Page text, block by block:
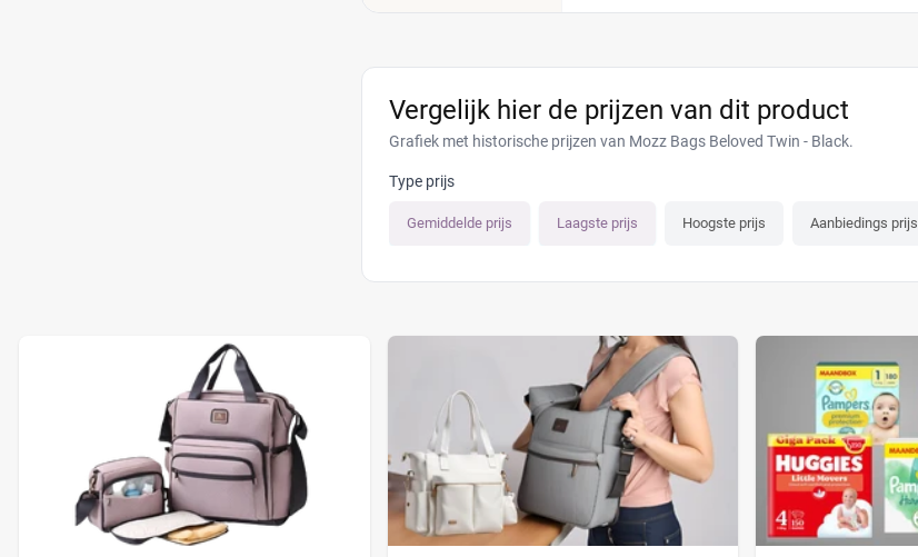
Vergelijk hier de prijzen van dit product
Grafiek met historische prijzen van Mozz Bags Beloved Twin - Black.
Type prijs
Gemiddelde prijs Laagste prijs Hoogste prijs Aanbiedings prijs